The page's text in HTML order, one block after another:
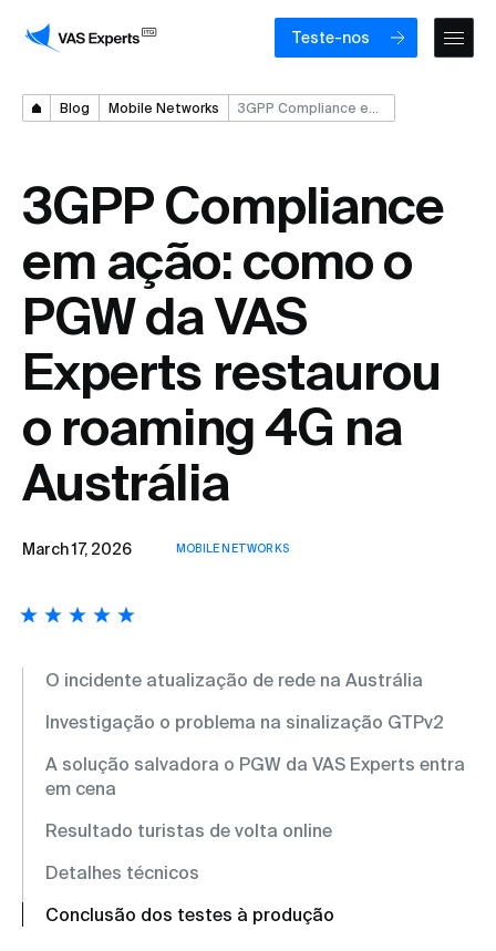
Teste-nos
Blog Mobile Networks
3GPP Compliance
em ação: como o
PGW da VAS
Experts restaurou
o roaming 4G na
Austrália
March 17, 2026 MOBILE NETWORKS
O incidente atualização de rede na Austrália
Investigação o problema na sinalização GTPv2
A solução salvadora o PGW da VAS Experts entra
em cena
Resultado turistas de volta online
Detalhes técnicos
Conclusão dos testes à produção